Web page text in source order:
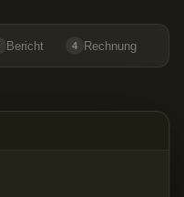
Bericht 4 Rechnung